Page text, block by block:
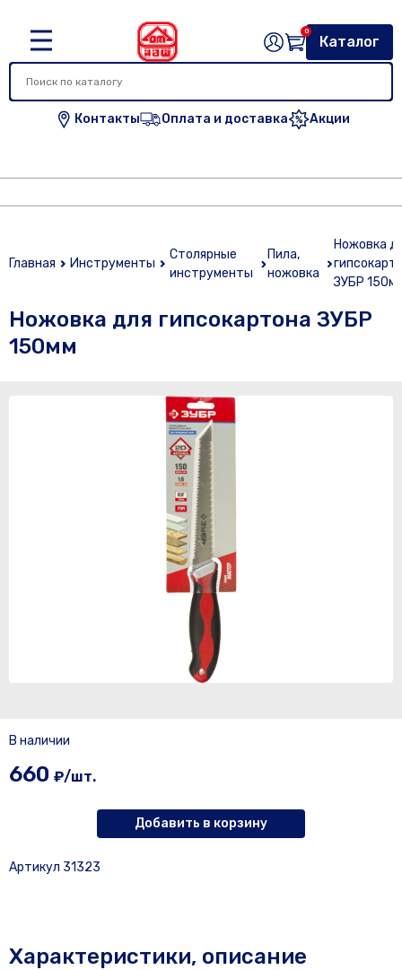
Контакты Оплата и доставка Акции
Каталог
0
Главная Инструменты
Столярные
инструменты
Пила,
ножовка
Ножовка
ЗУБР
Ножовка для гипсокартона ЗУБР
150мм
В наличии
660 ₽/шт.
Добавить в корзину
Артикул 31323
Характеристики, описание